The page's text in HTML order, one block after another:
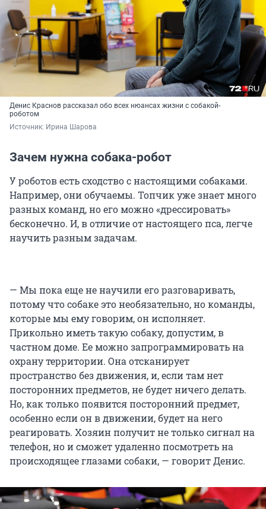
Денис Краснов рассказал обо всех нюансах жизни с собакой-
роботом
Источник: Ирина Шарова
Зачем нужна собака-робот
У роботов есть сходство с настоящими собаками.
Например, они обучаемы. Топчик уже знает много
разных команд, но его можно «дрессировать»
бесконечно. И, в отличие от настоящего пса, легче
научить разным задачам.
— Мы пока еще не научили его разговаривать,
потому что собаке это необязательно, но команды,
которые мы ему говорим, он исполняет.
Прикольно иметь такую собаку, допустим, в
частном доме. Ее можно запрограммировать на
охрану территории. Она отсканирует
пространство без движения, и, если там нет
посторонних предметов, не будет ничего делать.
Но, как только появится посторонний предмет,
особенно если он в движении, будет на него
реагировать. Хозяин получит не только сигнал на
телефон, но и сможет удаленно посмотреть на
происходящее глазами собаки, — говорит Денис.